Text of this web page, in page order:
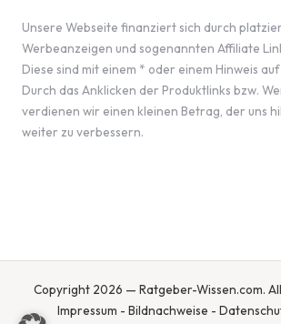
Unsere Webseite finanziert sich durch
Werbeanzeigen und sogenannten Affiliate
Diese sind mit einem * oder einem Hinweis
Durch das Anklicken der Produktlinks bzw.
verdienen wir einen kleinen Betrag, der uns
weiter zu verbessern.
Copyright 2026 — Ratgeber-Wissen.com.
Impressum - Bildnachweise -